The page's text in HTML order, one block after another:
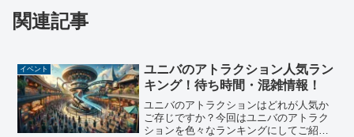
関連記事
イベント
ユニバのアトラクション人気ラン
キング！待ち時間・混雑情報！
ユニバのアトラクションはどれが人気か
ご存じですか？今回はユニバのアトラク
ションを色々なランキングにしてご紹介